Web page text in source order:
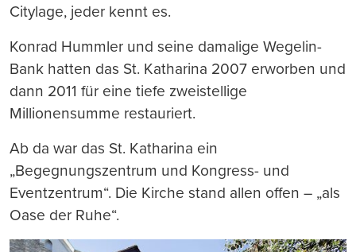
Citylage, jeder kennt es.
Konrad Hummler und seine damalige Wegelin-
Bank hatten das St. Katharina 2007 erworben und
dann 2011 für eine tiefe zweistellige
Millionensumme restauriert.
Ab da war das St. Katharina ein
„Begegnungszentrum und Kongress- und
Eventzentrum“. Die Kirche stand allen offen – „als
Oase der Ruhe“.